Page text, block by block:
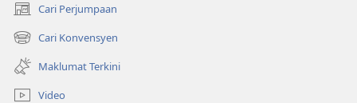
Cari Perjumpaan
(membuka
tetingkap
baharu)
Cari Konvensyen
(membuka
tetingkap
baharu)
Maklumat Terkini
Video